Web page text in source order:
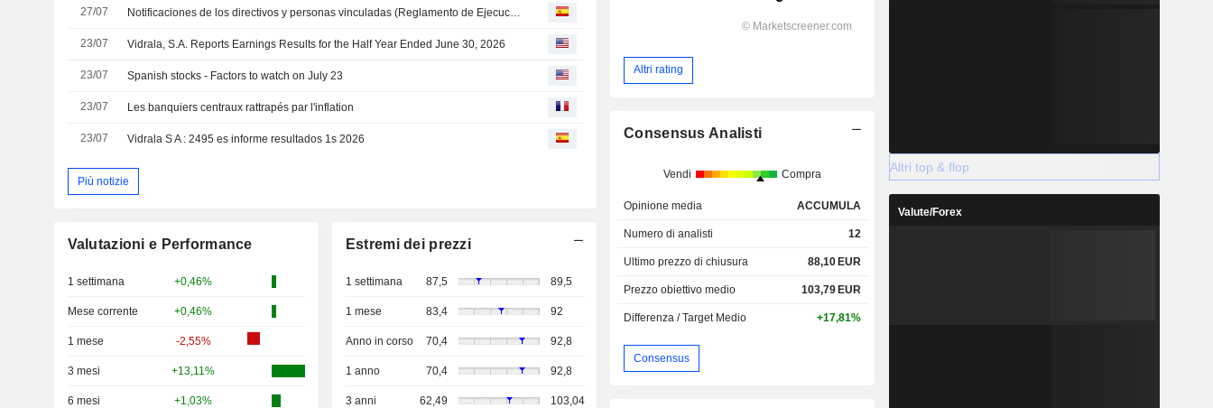
27/07 Notificaciones de los directivos y personas vinculadas (Reglamento de Ejecución (UE) 2016/523) - Motivo de la notificación: Persona con Responsabilidad de Dirección (Declarante: RAUL GOMEZ MERINO)
23/07 Vidrala, S.A. Reports Earnings Results for the Half Year Ended June 30, 2026
23/07 Spanish stocks - Factors to watch on July 23
23/07 Les banquiers centraux rattrapés par l'inflation
23/07 Vidrala S A : 2495 es informe resultados 1s 2026
Più notizie
Valutazioni e Performance
1 settimana +0,46%
Mese corrente +0,46%
1 mese -2,55%
3 mesi +13,11%
6 mesi +1,03%
Estremi dei prezzi
1 settimana 87,5 89,5
1 mese 83,4 92
Anno in corso 70,4 92,8
1 anno 70,4 92,8
3 anni 62,49 103,04
Altri rating
Consensus Analisti
Vendi Compra
Opinione media ACCUMULA
Numero di analisti 12
Ultimo prezzo di chiusura 88,10 EUR
Prezzo obiettivo medio 103,79 EUR
Differenza / Target Medio +17,81%
Consensus
Altri top & flop
Valute/Forex